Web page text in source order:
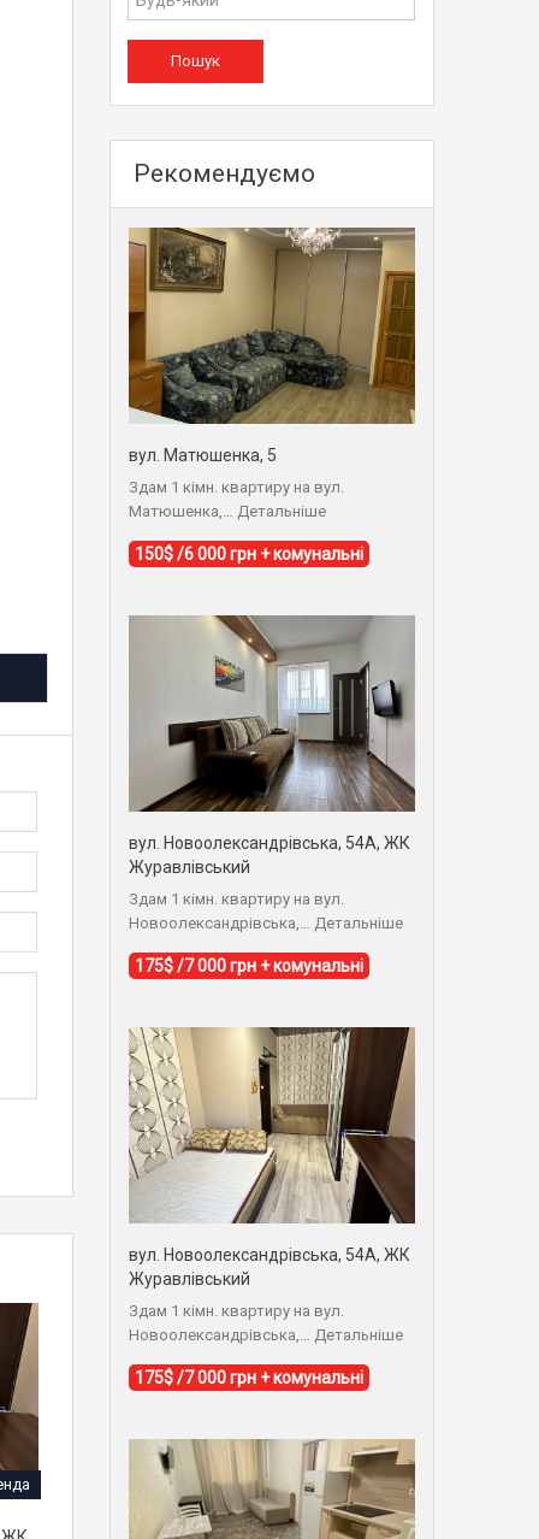
Рекомендуємо
вул. Матюшенка, 5
Здам 1 кімн. квартиру на вул.
Матюшенка,…
Детальніше
150$ /6 000 грн + комунальні
вул. Новоолександрівська, 54А, ЖК
Журавлівський
Здам 1 кімн. квартиру на вул.
Новоолександрівська,…
Детальніше
175$ /7 000 грн + комунальні
вул. Новоолександрівська, 54А, ЖК
Журавлівський
Здам 1 кімн. квартиру на вул.
Новоолександрівська,…
Детальніше
175$ /7 000 грн + комунальні